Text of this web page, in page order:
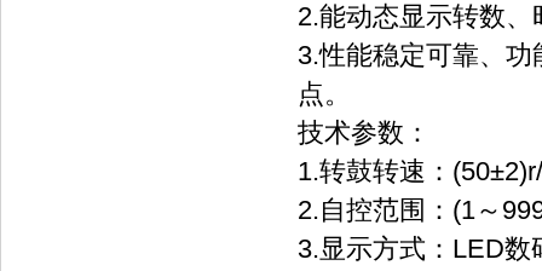
2.能动态显示转数、
3.性能稳定可靠、
点。
技术参数：
1.转鼓转速：
2.自控范围：(1～
3.显示方式：LED